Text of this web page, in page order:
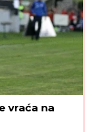
vraća na